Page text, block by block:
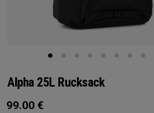
Alpha 25L Rucksack
99.00 €